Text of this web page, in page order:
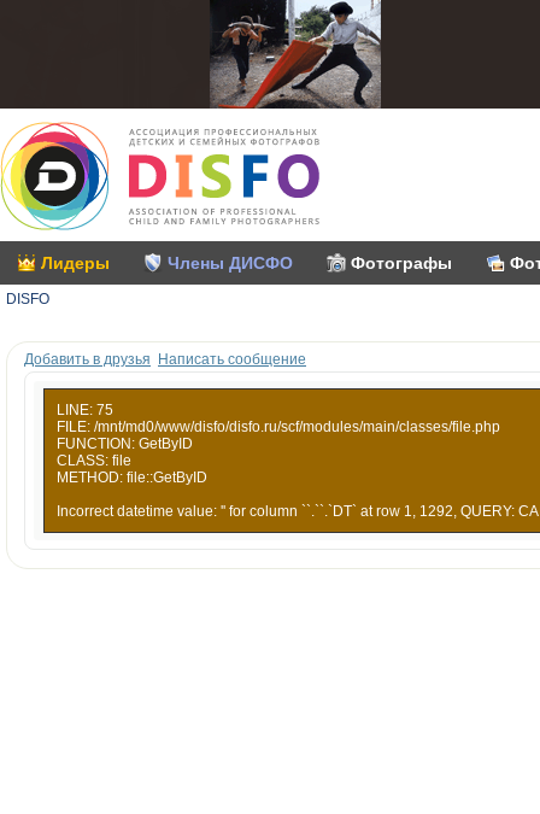
Лидеры Члены ДИСФО Фотографы
DISFO
Добавить в друзья Написать сообщение
LINE: 75
FILE: /mnt/md0/www/disfo/disfo.ru/scf/modules/main/classes/file.php
FUNCTION: GetByID
CLASS: file
METHOD: file::GetByID
Incorrect datetime value: '' for column ``.``.`DT` at row 1, 1292, QUERY: